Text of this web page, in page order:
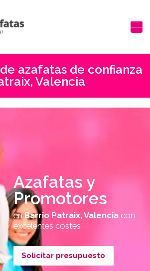
azafatas de confianza
Valencia
Azafatas y
Promotores
enBarrio Patraix, Valenciacon
excelentes costes
Solicitar presupuesto